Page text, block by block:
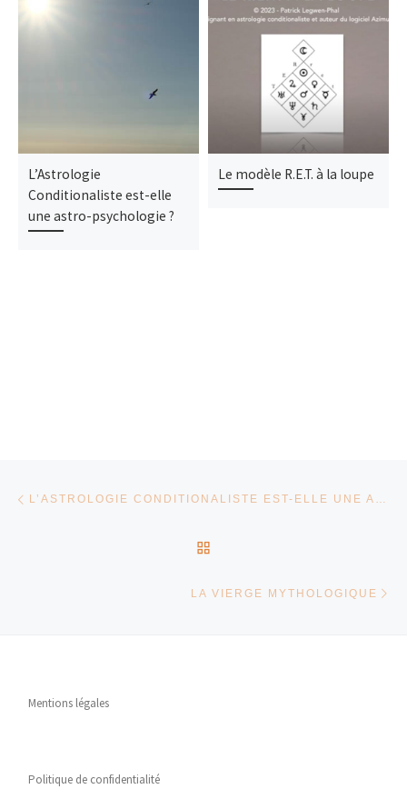
L’Astrologie
Conditionaliste est-elle
une astro-psychologie ?
Le modèle R.E.T. à la loupe
L’ASTROLOGIE CONDITIONALISTE EST-ELLE UNE ASTRO-PSYCHOLOGIE ?
LA VIERGE MYTHOLOGIQUE
Mentions légales
Politique de confidentialité